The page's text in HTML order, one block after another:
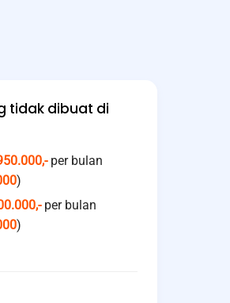
tidak dibuat di
per bulan
)
per bulan
)